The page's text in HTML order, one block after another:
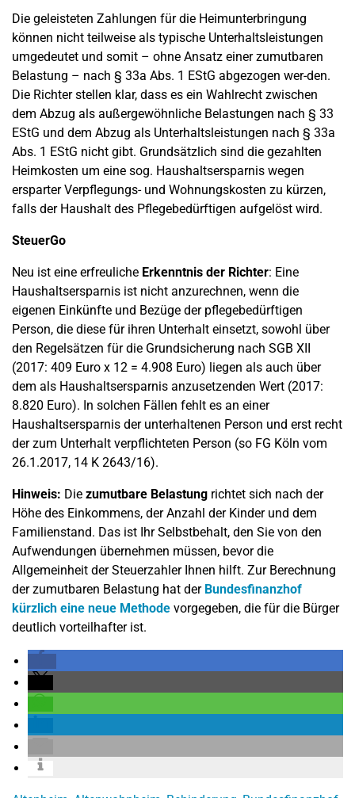
Die geleisteten Zahlungen für die Heimunterbringung
können nicht teilweise als typische Unterhaltsleistungen
umgedeutet und somit – ohne Ansatz einer zumutbaren
Belastung – nach § 33a Abs. 1 EStG abgezogen wer-den.
Die Richter stellen klar, dass es ein Wahlrecht zwischen
dem Abzug als außergewöhnliche Belastungen nach § 33
EStG und dem Abzug als Unterhaltsleistungen nach § 33a
Abs. 1 EStG nicht gibt. Grundsätzlich sind die gezahlten
Heimkosten um eine sog. Haushaltsersparnis wegen
ersparter Verpflegungs- und Wohnungskosten zu kürzen,
falls der Haushalt des Pflegebedürftigen aufgelöst wird.
SteuerGo
Neu ist eine erfreuliche Erkenntnis der Richter: Eine
Haushaltsersparnis ist nicht anzurechnen, wenn die
eigenen Einkünfte und Bezüge der pflegebedürftigen
Person, die diese für ihren Unterhalt einsetzt, sowohl über
den Regelsätzen für die Grundsicherung nach SGB XII
(2017: 409 Euro x 12 = 4.908 Euro) liegen als auch über
dem als Haushaltsersparnis anzusetzenden Wert (2017:
8.820 Euro). In solchen Fällen fehlt es an einer
Haushaltsersparnis der unterhaltenen Person und erst recht
der zum Unterhalt verpflichteten Person (so FG Köln vom
26.1.2017, 14 K 2643/16).
Hinweis: Die zumutbare Belastung richtet sich nach der
Höhe des Einkommens, der Anzahl der Kinder und dem
Familienstand. Das ist Ihr Selbstbehalt, den Sie von den
Aufwendungen übernehmen müssen, bevor die
Allgemeinheit der Steuerzahler Ihnen hilft. Zur Berechnung
der zumutbaren Belastung hat der Bundesfinanzhof
kürzlich eine neue Methode vorgegeben, die für die Bürger
deutlich vorteilhafter ist.